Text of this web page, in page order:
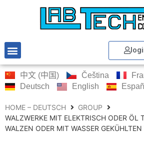
中文 (中国) Čeština
Deutsch
English
HOME – DEUTSCH
GROUP
WALZWERKE MIT ELEKTRISCH ODER ÖL
WALZEN ODER MIT WASSER GEKÜHLTEN